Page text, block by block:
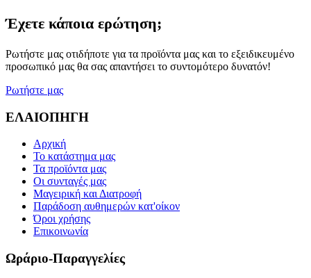
Έχετε κάποια ερώτηση;
Ρωτήστε μας οτιδήποτε για τα προϊόντα μας και το εξειδικευμένο
προσωπικό μας θα σας απαντήσει το συντομότερο δυνατόν!
Ρωτήστε μας
ΕΛΑΙΟΠΗΓΗ
Αρχική
Το κατάστημα μας
Τα προϊόντα μας
Οι συνταγές μας
Μαγειρική και Διατροφή
Παράδοση αυθημερών κατ'οίκον
Όροι χρήσης
Επικοινωνία
Ωράριο-Παραγγελίες